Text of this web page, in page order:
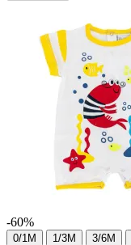
-60%
0/1M 1/3M 3/6M